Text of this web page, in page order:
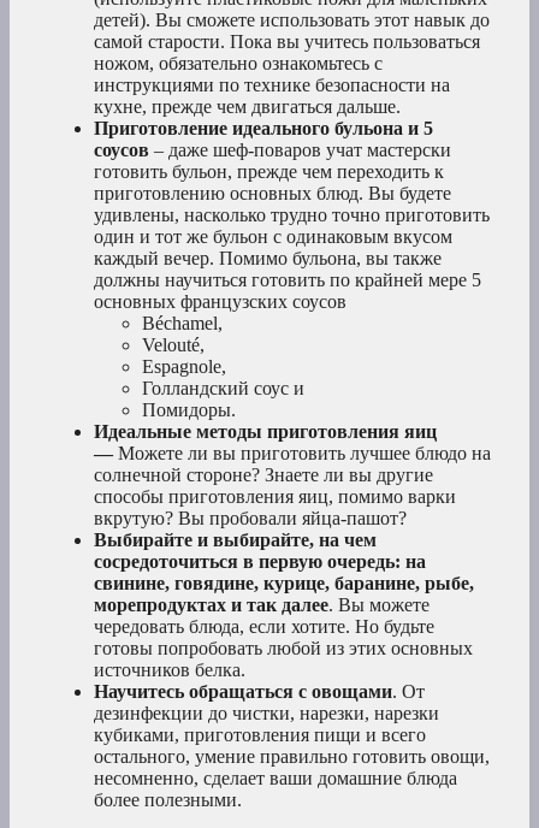
детей). Вы сможете использовать этот навык до
самой старости. Пока вы учитесь пользоваться
ножом, обязательно ознакомьтесь с
инструкциями по технике безопасности на
кухне, прежде чем двигаться дальше.
Приготовление идеального бульона и 5
соусов – даже шеф-поваров учат мастерски
готовить бульон, прежде чем переходить к
приготовлению основных блюд. Вы будете
удивлены, насколько трудно точно приготовить
один и тот же бульон с одинаковым вкусом
каждый вечер. Помимо бульона, вы также
должны научиться готовить по крайней мере 5
основных французских соусов
Béchamel,
Velouté,
Espagnole,
Голландский соус и
Помидоры.
Идеальные методы приготовления яиц
—Можете ли вы приготовить лучшее блюдо на
солнечной стороне? Знаете ли вы другие
способы приготовления яиц, помимо варки
вкрутую? Вы пробовали яйца-пашот?
Выбирайте и выбирайте, на чем
сосредоточиться в первую очередь: на
свинине, говядине, курице, баранине, рыбе,
морепродуктах и так далее. Вы можете
чередовать блюда, если хотите. Но будьте
готовы попробовать любой из этих основных
источников белка.
Научитесь обращаться с овощами. От
дезинфекции до чистки, нарезки, нарезки
кубиками, приготовления пищи и всего
остального, умение правильно готовить овощи,
несомненно, сделает ваши домашние блюда
более полезными.